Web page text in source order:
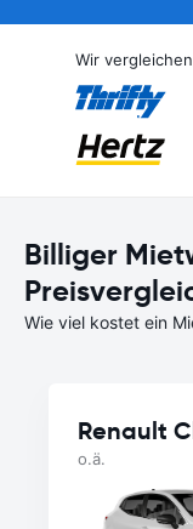
Wir
Billiger
Wie viel kostet ein
Renault
o.ä.